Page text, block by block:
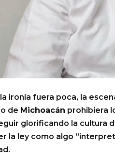
ironía fuera poca, la
de Michoacán prohibiera
glorificando la cultura
la ley como algo